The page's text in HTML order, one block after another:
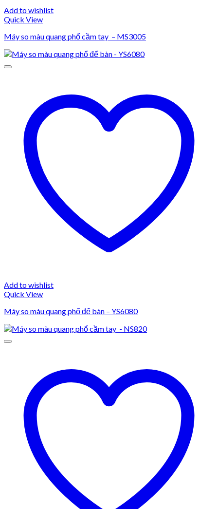
Add to wishlist
Quick View
Máy so màu quang phổ cầm tay – MS3005
Add to wishlist
Quick View
Máy so màu quang phổ để bàn – YS6080